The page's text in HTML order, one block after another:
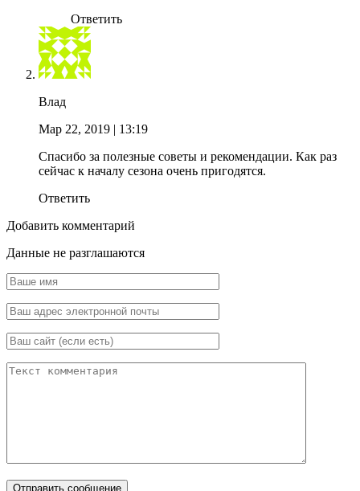
Ответить
Влад
Мар 22, 2019 | 13:19
Спасибо за полезные советы и рекомендации. Как раз
сейчас к началу сезона очень пригодятся.
Ответить
Добавить комментарий
Данные не разглашаются